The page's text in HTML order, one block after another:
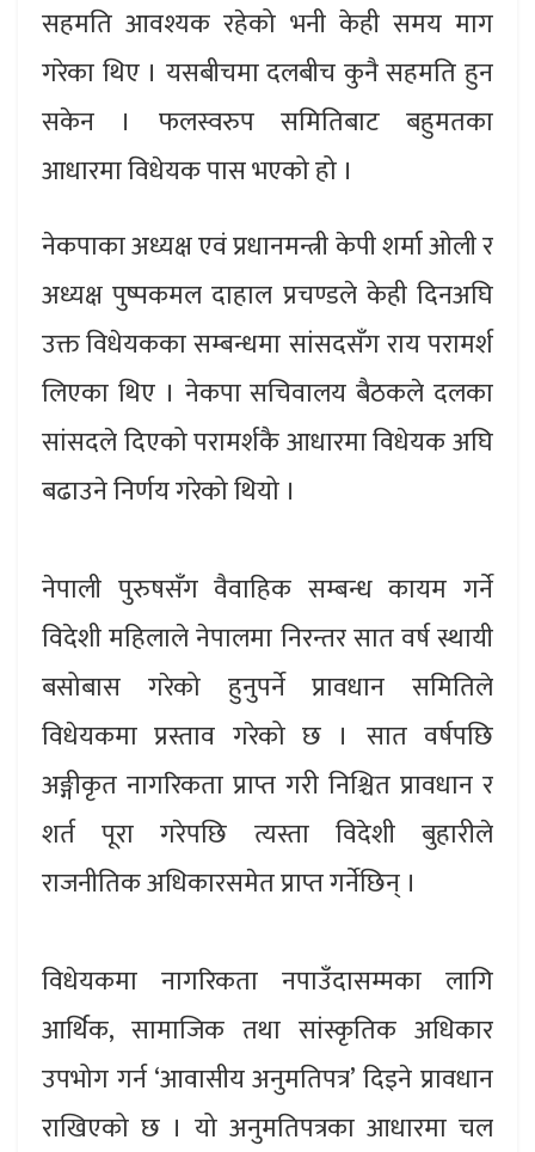
सहमति आवश्यक रहेको भनी केही समय माग
गरेका थिए । यसबीचमा दलबीच कुनै सहमति हुन
सकेन । फलस्वरुप समितिबाट बहुमतका
आधारमा विधेयक पास भएको हो ।
नेकपाका अध्यक्ष एवं प्रधानमन्त्री केपी शर्मा ओली र
अध्यक्ष पुष्पकमल दाहाल प्रचण्डले केही दिनअघि
उक्त विधेयकका सम्बन्धमा सांसदसँग राय परामर्श
लिएका थिए । नेकपा सचिवालय बैठकले दलका
सांसदले दिएको परामर्शकै आधारमा विधेयक अघि
बढाउने निर्णय गरेको थियो ।
नेपाली पुरुषसँग वैवाहिक सम्बन्ध कायम गर्ने
विदेशी महिलाले नेपालमा निरन्तर सात वर्ष स्थायी
बसोबास गरेको हुनुपर्ने प्रावधान समितिले
विधेयकमा प्रस्ताव गरेको छ । सात वर्षपछि
अङ्गीकृत नागरिकता प्राप्त गरी निश्चित प्रावधान र
शर्त पूरा गरेपछि त्यस्ता विदेशी बुहारीले
राजनीतिक अधिकारसमेत प्राप्त गर्नेछिन् ।
विधेयकमा नागरिकता नपाउँदासम्मका लागि
आर्थिक, सामाजिक तथा सांस्कृतिक अधिकार
उपभोग गर्न ‘आवासीय अनुमतिपत्र’ दिइने प्रावधान
राखिएको छ । यो अनुमतिपत्रका आधारमा चल